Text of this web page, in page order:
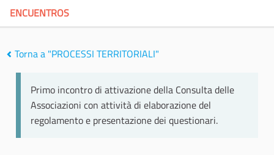
ENCUENTROS
Torna a "PROCESSI TERRITORIALI"
Primo incontro di attivazione della Consulta delle
Associazioni con attività di elaborazione del
regolamento e presentazione dei questionari.